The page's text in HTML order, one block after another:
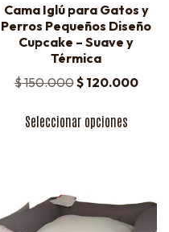
Cama Iglú para Gatos y
Perros Pequeños Diseño
Cupcake – Suave y
Térmica
$150.000$120.000
Seleccionar opciones